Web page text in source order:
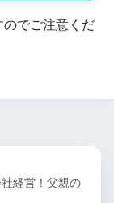
のでご注意くだ
経営！父親の